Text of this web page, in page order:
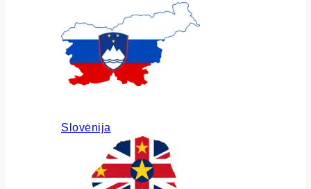
Slovėnija